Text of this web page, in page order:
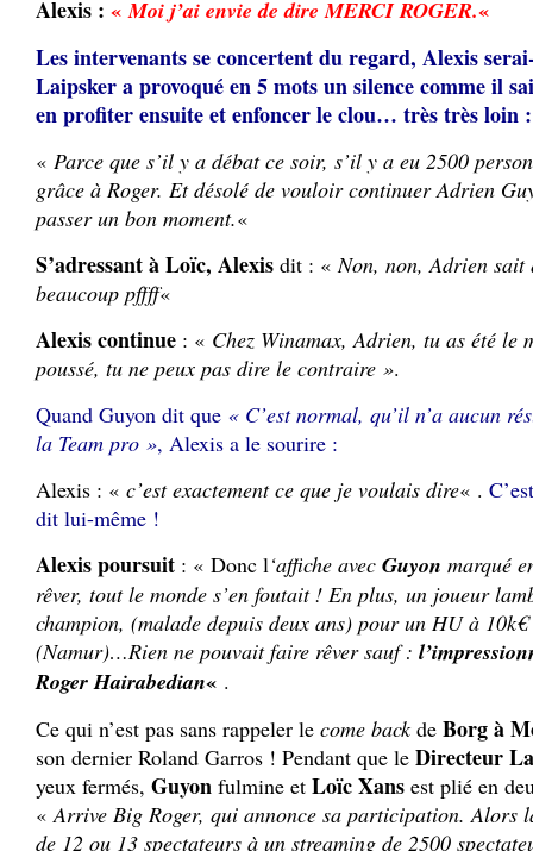
Alexis : «Moi j’ai envie de dire MERCI ROGER.«
Les intervenants se concertent du regard, Alexis
Laipsker a provoqué en 5 mots un silence comme il
en profiter ensuite et enfoncer le clou… très très loin :
« Parce que s’il y a débat ce soir, s’il y a eu 2500
grâce à Roger. Et désolé de vouloir continuer Adrien
passer un bon moment.«
S’adressant à Loïc, Alexis dit : « Non, non, Adrien sait
beaucoup pffff«
Alexis continue : « Chez Winamax, Adrien, tu as été le
poussé, tu ne peux pas dire le contraire ».
Quand Guyon dit que « C’est normal, qu’il n’a aucun
la Team pro », Alexis a le sourire :
Alexis : « c’est exactement ce que je voulais dire« .
dit lui-même !
Alexis poursuit : « Donc l‘affiche avec Guyon marqué
rêver, tout le monde s’en foutait ! En plus, un joueur
champion, (malade depuis deux ans) pour un HU à
(Namur)…Rien ne pouvait faire rêver sauf :
Roger Hairabedian« .
Ce qui n’est pas sans rappeler le come backde Borg à
son dernier Roland Garros ! Pendant que le Directeur
yeux fermés, Guyon fulmine et Loïc Xans est plié en
« Arrive Big Roger, qui annonce sa participation. Alors
de 12 ou 13 spectateurs à un streaming de 2500